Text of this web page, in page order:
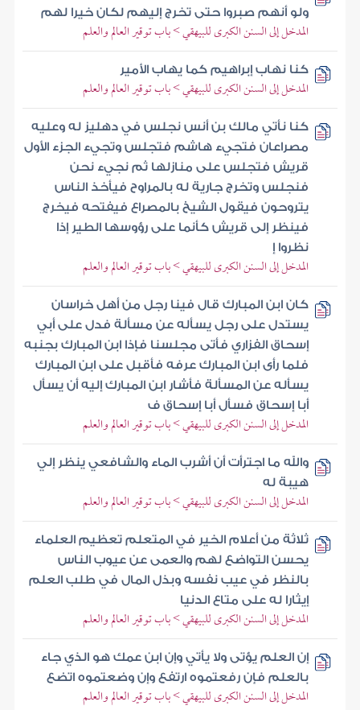
ولو أنهم صبروا حتى تخرج إليهم لكان خيرا لهم
المدخل إلى السنن الكبرى للبيهقي > باب توقير العالم والعلم
كنا نهاب إبراهيم كما يهاب الأمير
المدخل إلى السنن الكبرى للبيهقي > باب توقير العالم والعلم
كنا نأتي مالك بن أنس نجلس في دهليز له وعليه
مصراعان فتجيء هاشم فتجلس وتجيء الجزء الأول
قريش فتجلس على منازلها ثم نجيء نحن
فنجلس وتخرج جارية له بالمراوح فيأخذ الناس
يتروحون فيقول الشيخ بالمصراع فيفتحه فيخرج
فينظر إلى قريش كأنما على رؤوسها الطير إذا
نظروا إ
المدخل إلى السنن الكبرى للبيهقي > باب توقير العالم والعلم
كان ابن المبارك قال فينا رجل من أهل خراسان
يستدل على رجل يسأله عن مسألة فدل على أبي
إسحاق الفزاري فأتى مجلسنا فإذا ابن المبارك بجنبه
فلما رأى ابن المبارك عرفه فأقبل على ابن المبارك
يسأله عن المسألة فأشار ابن المبارك إليه أن يسأل
أبا إسحاق فسأل أبا إسحاق ف
المدخل إلى السنن الكبرى للبيهقي > باب توقير العالم والعلم
والله ما اجترأت أن أشرب الماء والشافعي ينظر إلي
هيبة له
المدخل إلى السنن الكبرى للبيهقي > باب توقير العالم والعلم
ثلاثة من أعلام الخير في المتعلم تعظيم العلماء
يحسن التواضع لهم والعمى عن عيوب الناس
بالنظر في عيب نفسه وبذل المال في طلب العلم
إيثارا له على متاع الدنيا
المدخل إلى السنن الكبرى للبيهقي > باب توقير العالم والعلم
إن العلم يؤتى ولا يأتي وإن ابن عمك هو الذي جاء
بالعلم فإن رفعتموه ارتفع وإن وضعتموه اتضع
المدخل إلى السنن الكبرى للبيهقي > باب توقير العالم والعلم